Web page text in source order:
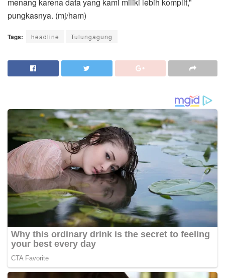
pungkasnya. (mj/ham)
Tags: headline Tulungagung